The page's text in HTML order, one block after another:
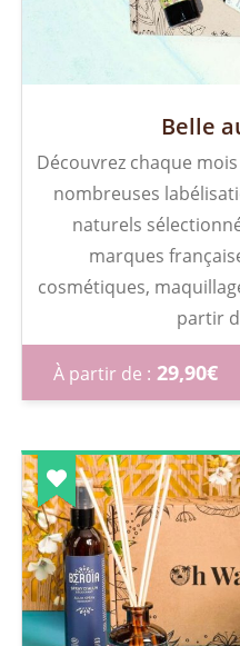
Belle
Découvrez chaque
nombreuses
naturels
marques
cosmétiques,
partir
29,90€